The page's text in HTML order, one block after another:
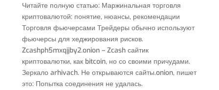
Читайте полную статью: Маржинальная торговля
криптовалютой: понятие, нюансы, рекомендации
Торговля фьючерсами Трейдеры обычно используют
фьючерсы для хеджирования рисков.
Zcashph5mxqjjby2.onion – Zcash сайтик
криптовалютки, как bitcoin, но со своими причудами.
Зеркало arhivach. Не открываются сайты.onion, пишет
это: Попытка соединения не удалась.